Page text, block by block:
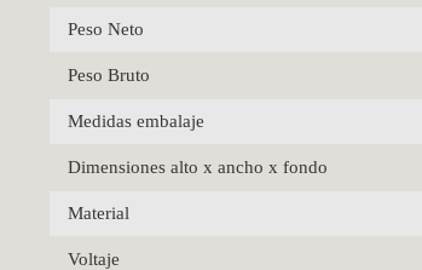
Peso Neto
Peso Bruto
Medidas embalaje
Dimensiones alto x ancho x fondo
Material
Voltaje